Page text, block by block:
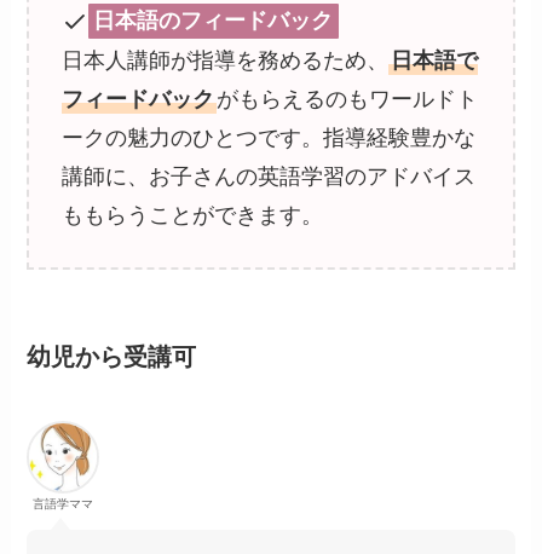
日本語のフィードバック
日本人講師が指導を務めるため、日本語で
フィードバックがもらえるのもワールドト
ークの魅力のひとつです。指導経験豊かな
講師に、お子さんの英語学習のアドバイス
ももらうことができます。
幼児から受講可
言語学ママ